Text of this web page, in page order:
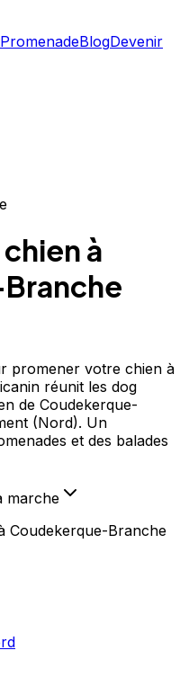
PromenadeBlogDevenir
à
promener votre chien à
réunit les dog
de Coudekerque-
(Nord). Un
et des balades
marche
Coudekerque-Branche